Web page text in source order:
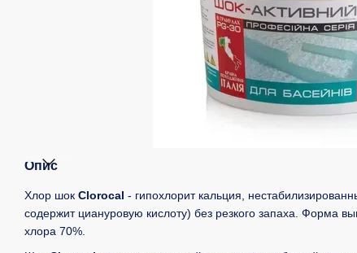
Опис
Хлор шок Clorocal - гипохлорит кальция,
содержит циануровую кислоту) без резкого запаха. Форма
хлора 70%.